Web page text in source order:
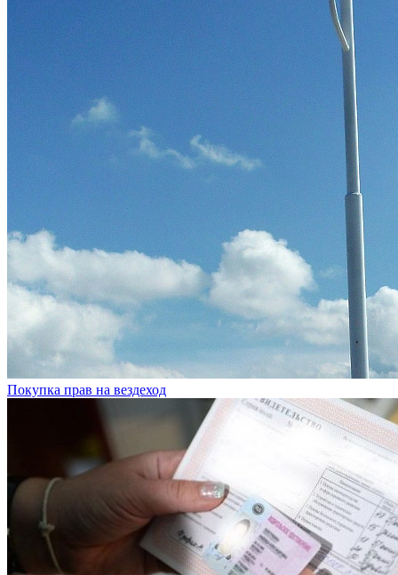
Покупка прав на вездеход